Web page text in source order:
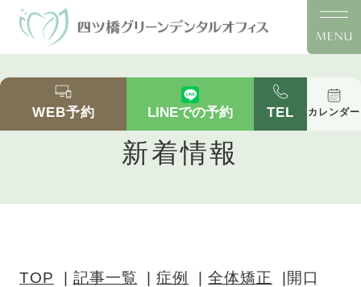
開口（オープンバイト） ②｜四ツ橋の歯医者
「四ツ橋グリーンデンタルオフィス」｜四ツ橋駅
徒歩2分の全体矯正
新着情報
TOP 記事一覧 症例 全体矯正
開口
WEB予約 LINEでの予約 TEL カレンダー